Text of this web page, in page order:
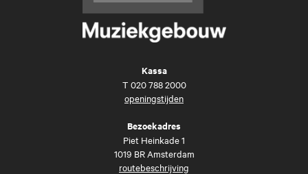
Kassa
T 020 788 2000
openingstijden
Bezoekadres
Piet Heinkade 1
1019 BR Amsterdam
routebeschrijving